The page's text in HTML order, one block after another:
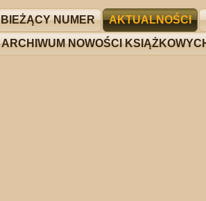
BIEŻĄCY NUMER AKTUALNOŚCI
ARCHIWUM NOWOŚCI